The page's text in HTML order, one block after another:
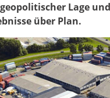
Lage
über Plan.